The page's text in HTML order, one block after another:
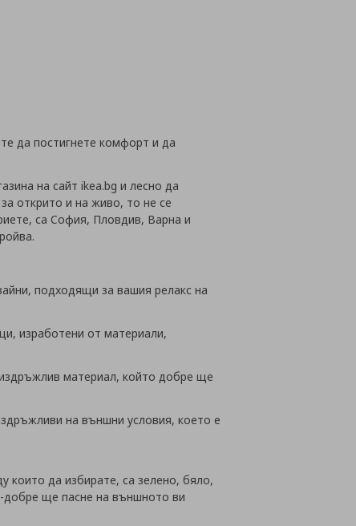
да постигнете комфорт и да
на сайт ikea.bg и лесно да
открито и на живо, то не се
са София, Пловдив, Варна и
подходящи за вашия релакс на
изработени от материали,
материал, който добре ще
на външни условия, което е
които да избирате, са зелено, бяло,
добре ще пасне на външното ви